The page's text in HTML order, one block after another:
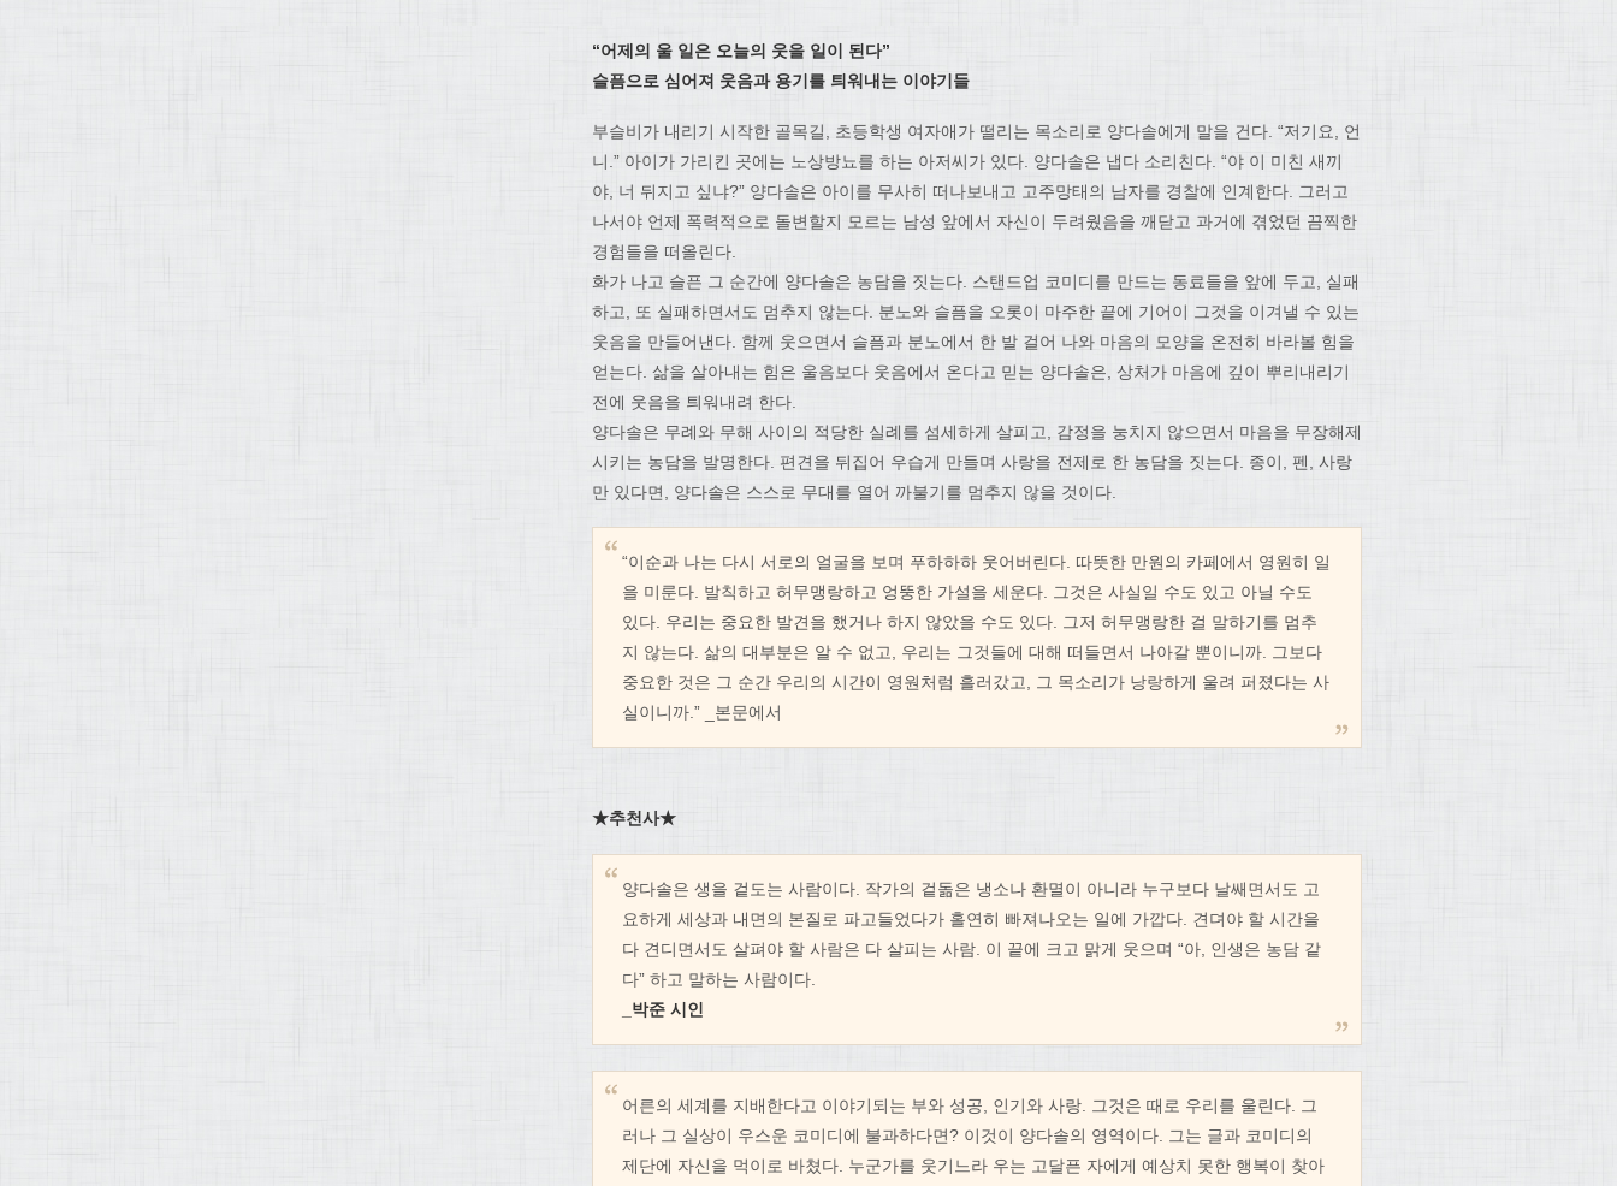
“어제의 울 일은 오늘의 웃을 일이 된다”
슬픔으로 심어져 웃음과 용기를 틔워내는 이야기들
부슬비가 내리기 시작한 골목길, 초등학생 여자애가 떨리는 목소리로 양다솔에게 말을 건다. “저기요, 언
니.” 아이가 가리킨 곳에는 노상방뇨를 하는 아저씨가 있다. 양다솔은 냅다 소리친다. “야 이 미친 새끼
야, 너 뒤지고 싶냐?” 양다솔은 아이를 무사히 떠나보내고 고주망태의 남자를 경찰에 인계한다. 그러고
나서야 언제 폭력적으로 돌변할지 모르는 남성 앞에서 자신이 두려웠음을 깨닫고 과거에 겪었던 끔찍한
경험들을 떠올린다.
화가 나고 슬픈 그 순간에 양다솔은 농담을 짓는다. 스탠드업 코미디를 만드는 동료들을 앞에 두고, 실패
하고, 또 실패하면서도 멈추지 않는다. 분노와 슬픔을 오롯이 마주한 끝에 기어이 그것을 이겨낼 수 있는
웃음을 만들어낸다. 함께 웃으면서 슬픔과 분노에서 한 발 걸어 나와 마음의 모양을 온전히 바라볼 힘을
얻는다. 삶을 살아내는 힘은 울음보다 웃음에서 온다고 믿는 양다솔은, 상처가 마음에 깊이 뿌리내리기
전에 웃음을 틔워내려 한다.
양다솔은 무례와 무해 사이의 적당한 실례를 섬세하게 살피고, 감정을 눙치지 않으면서 마음을 무장해제
시키는 농담을 발명한다. 편견을 뒤집어 우습게 만들며 사랑을 전제로 한 농담을 짓는다. 종이, 펜, 사랑
만 있다면, 양다솔은 스스로 무대를 열어 까불기를 멈추지 않을 것이다.
“이순과 나는 다시 서로의 얼굴을 보며 푸하하하 웃어버린다. 따뜻한 만원의 카페에서 영원히 일
을 미룬다. 발칙하고 허무맹랑하고 엉뚱한 가설을 세운다. 그것은 사실일 수도 있고 아닐 수도
있다. 우리는 중요한 발견을 했거나 하지 않았을 수도 있다. 그저 허무맹랑한 걸 말하기를 멈추
지 않는다. 삶의 대부분은 알 수 없고, 우리는 그것들에 대해 떠들면서 나아갈 뿐이니까. 그보다
중요한 것은 그 순간 우리의 시간이 영원처럼 흘러갔고, 그 목소리가 낭랑하게 울려 퍼졌다는 사
실이니까.” _본문에서
★추천사★
양다솔은 생을 겉도는 사람이다. 작가의 겉돎은 냉소나 환멸이 아니라 누구보다 날쌔면서도 고
요하게 세상과 내면의 본질로 파고들었다가 홀연히 빠져나오는 일에 가깝다. 견뎌야 할 시간을
다 견디면서도 살펴야 할 사람은 다 살피는 사람. 이 끝에 크고 맑게 웃으며 “아, 인생은 농담 같
다” 하고 말하는 사람이다.
_박준 시인
어른의 세계를 지배한다고 이야기되는 부와 성공, 인기와 사랑. 그것은 때로 우리를 울린다. 그
러나 그 실상이 우스운 코미디에 불과하다면? 이것이 양다솔의 영역이다. 그는 글과 코미디의
제단에 자신을 먹이로 바쳤다. 누군가를 웃기느라 우는 고달픈 자에게 예상치 못한 행복이 찾아